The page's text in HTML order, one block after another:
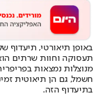
באופן תיאורטי, תיעדוף
תעסוקה וחוות שרתים
מנוצלות נמצאות
חשמל, גם הן תיאוטית
בתיעדוף הזה.